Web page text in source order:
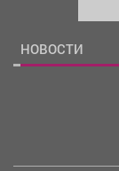
НОВОСТИ